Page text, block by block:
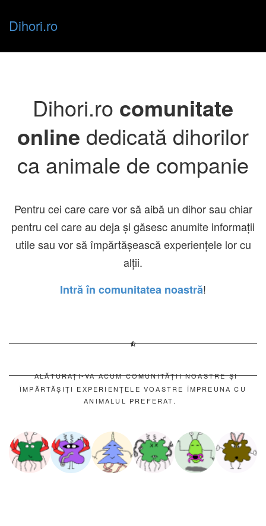
Dihori.ro
Dihori.ro comunitate
online dedicată dihorilor
ca animale de companie
Pentru cei care care vor să aibă un dihor sau chiar
pentru cei care au deja și găsesc anumite informații
utile sau vor să împărtășească experiențele lor cu
alții.
Intră în comunitatea noastră!
ALĂTURAȚI-VA ACUM COMUNITĂȚII NOASTRE ȘI
ÎMPĂRTĂȘIȚI EXPERIENȚELE VOASTRE ÎMPREUNA CU
ANIMALUL PREFERAT.